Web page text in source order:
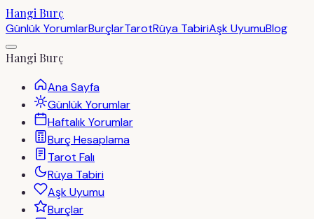
Hangi Burç
Günlük YorumlarBurçlarTarotRüya TabiriAşk UyumuBlog
Hangi Burç
Ana Sayfa
Günlük Yorumlar
Haftalık Yorumlar
Burç Hesaplama
Tarot Falı
Rüya Tabiri
Aşk Uyumu
Burçlar